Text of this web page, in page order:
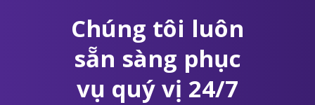
Chúng tôi luôn
sẵn sàng phục
vụ quý vị 24/7